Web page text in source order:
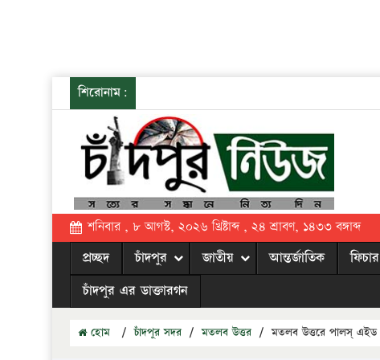
শিরোনাম:
শনিবার , ৮ আগস্ট, ২০২৬ খ্রিষ্টাব্দ , ২৪ শ্রাবণ, ১৪৩৩ বঙ্গাব্দ
প্রচ্ছদ চাঁদপুর জাতীয় আন্তর্জাতিক
চাঁদপুর এর ডাক্তারগন
হোম / চাঁদপুর সদর / মতলব উত্তর / মতলব উত্তরে পালস্ এইড